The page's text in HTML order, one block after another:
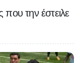
την έστειλε